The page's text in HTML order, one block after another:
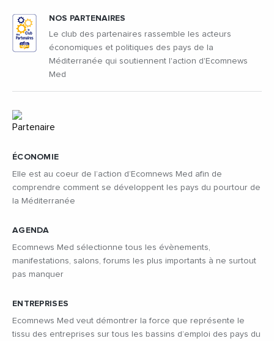
ÉCONOMIE
Elle est au coeur de l’action d’Ecomnews Med afin de
comprendre comment se développent les pays du pourtour de
la Méditerranée
AGENDA
Ecomnews Med sélectionne tous les évènements,
manifestations, salons, forums les plus importants à ne surtout
pas manquer
ENTREPRISES
Ecomnews Med veut démontrer la force que représente le
tissu des entreprises sur tous les bassins d’emploi des pays du
NOS PARTENAIRES
Le club des partenaires rassemble les acteurs
économiques et politiques des pays de la
Méditerranée qui soutiennent l'action d'Ecomnews
Med